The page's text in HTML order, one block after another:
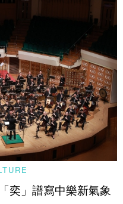
奕」譜寫中樂新氣象